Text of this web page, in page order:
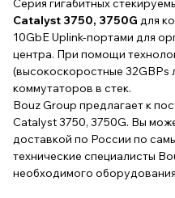
Серия гигабитных
Catalyst 3750, 3750G для
10GbE Uplink-портами для
центра. При помощи
(высокоскоростные 32GBPs
коммутаторов в стек.
Bouz Group предлагает к
Catalyst 3750, 3750G. Вы
доставкой по России по
технические специалисты
необходимого